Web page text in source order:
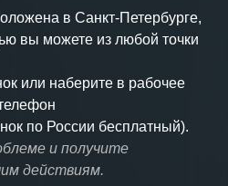
в Санкт-Петербурге,
вы можете из любой точки
или наберите в рабочее
по России бесплатный).
и получите
действиям.